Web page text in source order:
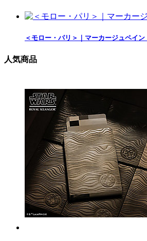
＜モロー・パリ＞｜マーカージュペイ
人気商品